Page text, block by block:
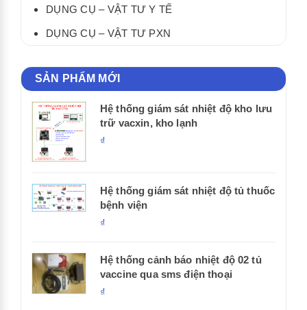
DỤNG CỤ – VẬT TƯ Y TẾ
DỤNG CỤ – VẬT TƯ PXN
SẢN PHẨM MỚI
Hệ thống giám sát nhiệt độ kho lưu
trữ vacxin, kho lạnh
₫
Hệ thống giám sát nhiệt độ tủ thuốc
bệnh viện
₫
Hệ thống cảnh báo nhiệt độ 02 tủ
vaccine qua sms điện thoại
₫